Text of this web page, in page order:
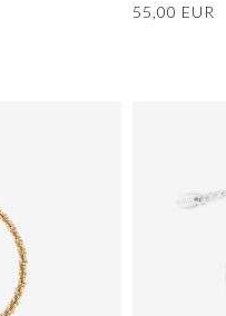
Ordinarie
55,00 EUR